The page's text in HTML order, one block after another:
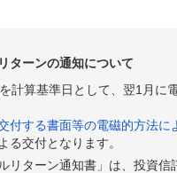
ターンの通知について
計算基準日として、翌1月
付する書面等の電磁的方法に
る交付となります。
リターン通知書」は、投資